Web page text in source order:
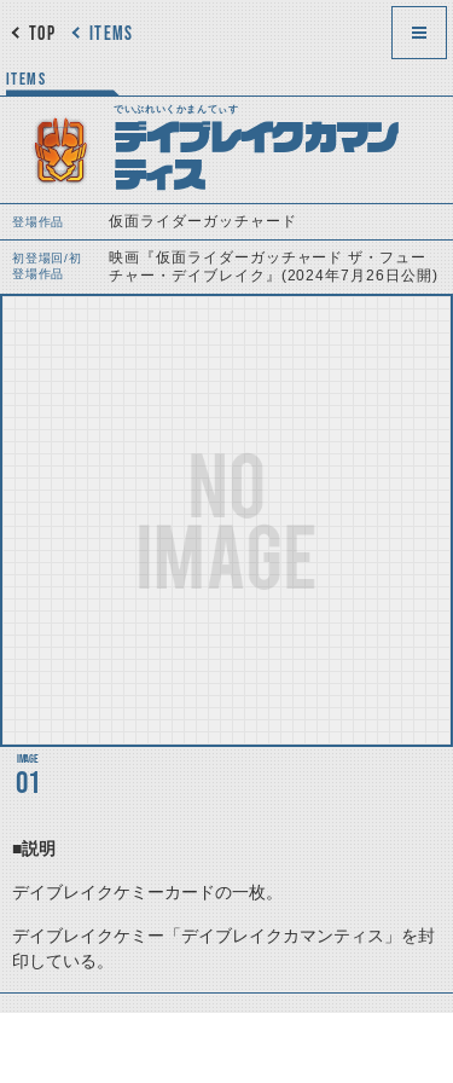
ITEMS
TOP
ITEMS
でいぶれいくかまんてぃす
デイブレイクカマン
ティス
登場作品 仮面ライダーガッチャード
初登場回/初
登場作品
映画『仮面ライダーガッチャード ザ・フュー
チャー・デイブレイク』(2024年7月26日公開)
01
■説明
デイブレイクケミーカードの一枚。
デイブレイクケミー「デイブレイクカマンティス」を封
印している。